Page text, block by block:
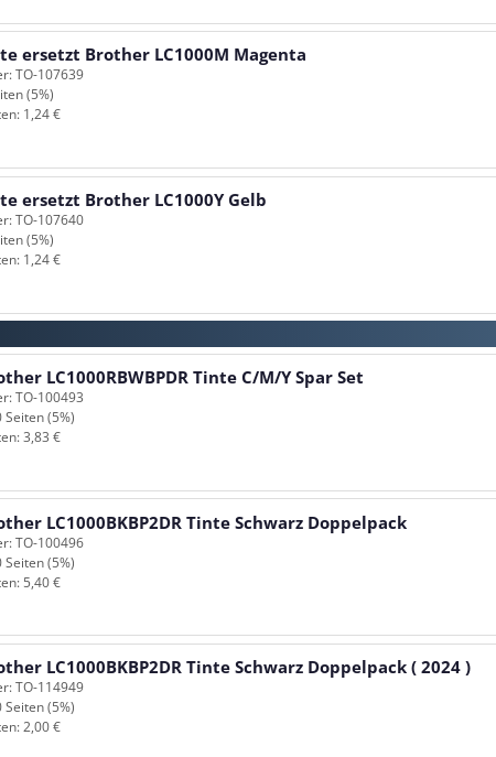
ersetzt Brother LC1000M Magenta
TO-107639
(5%)
1,24 €
ersetzt Brother LC1000Y Gelb
TO-107640
(5%)
1,24 €
LC1000RBWBPDR Tinte C/M/Y Spar Set
TO-100493
(5%)
3,83 €
LC1000BKBP2DR Tinte Schwarz Doppelpack
TO-100496
(5%)
5,40 €
LC1000BKBP2DR Tinte Schwarz Doppelpack ( 2024 )
TO-114949
(5%)
2,00 €